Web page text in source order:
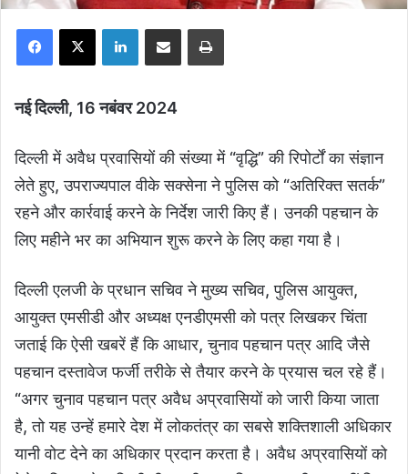
Facebook
X LinkedInShare via Email Print
नई दिल्ली, 16 नबंवर 2024
दिल्ली में अवैध प्रवासियों की संख्या में “वृद्धि” की रिपोर्टों का संज्ञान
लेते हुए, उपराज्यपाल वीके सक्सेना ने पुलिस को “अतिरिक्त सतर्क”
रहने और कार्रवाई करने के निर्देश जारी किए हैं। उनकी पहचान के
लिए महीने भर का अभियान शुरू करने के लिए कहा गया है।
दिल्ली एलजी के प्रधान सचिव ने मुख्य सचिव, पुलिस आयुक्त,
आयुक्त एमसीडी और अध्यक्ष एनडीएमसी को पत्र लिखकर चिंता
जताई कि ऐसी खबरें हैं कि आधार, चुनाव पहचान पत्र आदि जैसे
पहचान दस्तावेज फर्जी तरीके से तैयार करने के प्रयास चल रहे हैं।
“अगर चुनाव पहचान पत्र अवैध अप्रवासियों को जारी किया जाता
है, तो यह उन्हें हमारे देश में लोकतंत्र का सबसे शक्तिशाली अधिकार
यानी वोट देने का अधिकार प्रदान करता है। अवैध अप्रवासियों को